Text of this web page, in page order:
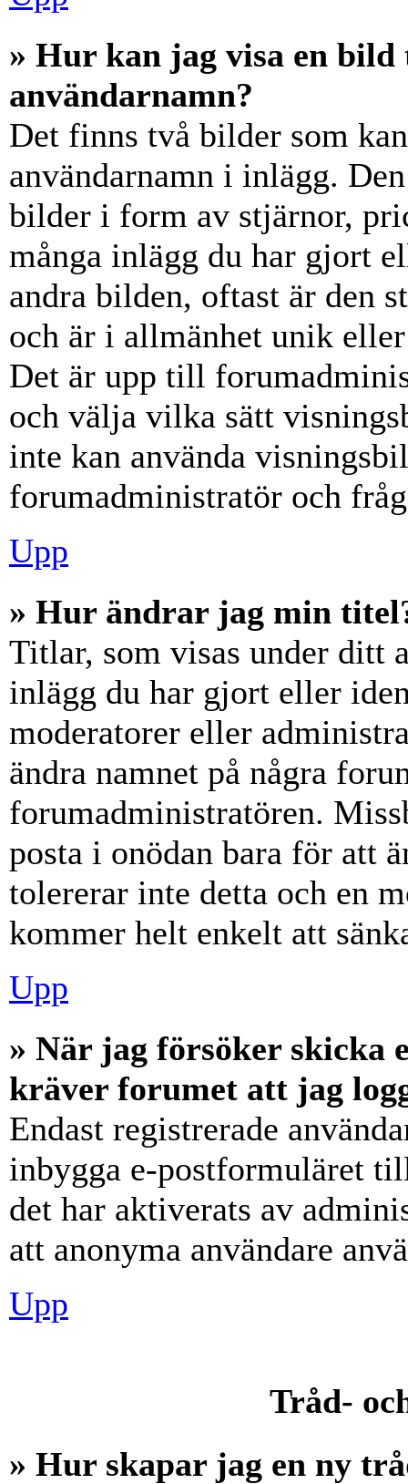
» Hur kan jag visa en
användarnamn?
Det finns två bilder som
användarnamn i inlägg.
bilder i form av stjärnor,
många inlägg du har gjort
andra bilden, oftast är den
och är i allmänhet unik
Det är upp till
och välja vilka sätt
inte kan använda
forumadministratör och
Upp
» Hur ändrar jag min
Titlar, som visas under ditt
inlägg du har gjort eller
moderatorer eller
ändra namnet på några
forumadministratören.
posta i onödan bara för att
tolererar inte detta och en
kommer helt enkelt att
Upp
» När jag försöker skicka
kräver forumet att jag
Endast registrerade
inbygga e-postformuläret
det har aktiverats av
att anonyma användare
Upp
Tråd-
» Hur skapar jag en ny